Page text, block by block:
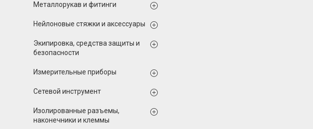
Металлорукав и фитинги
Нейлоновые стяжки и аксессуары
Экипировка, средства защиты и
безопасности
Измерительные приборы
Сетевой инструмент
Изолированные разъемы,
наконечники и клеммы